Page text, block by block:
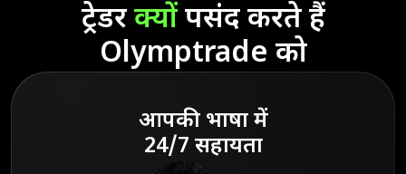
ट्रेडरक्योंपसंद करते हैं
Olymptrade को
आपकी भाषा में
24/7 सहायता